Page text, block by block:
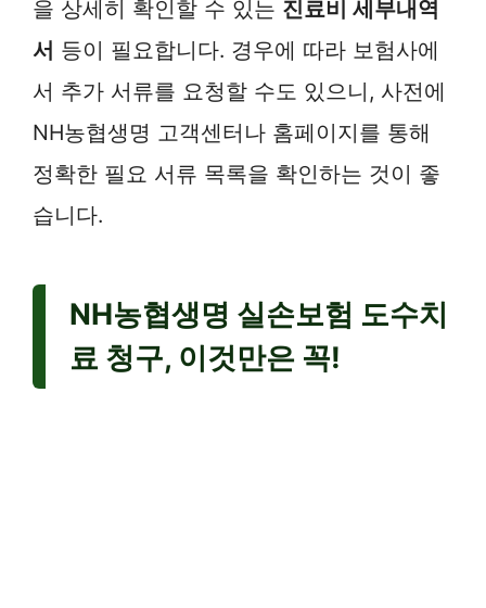
을 상세히 확인할 수 있는 진료비 세부내역
서 등이 필요합니다. 경우에 따라 보험사에
서 추가 서류를 요청할 수도 있으니, 사전에
NH농협생명 고객센터나 홈페이지를 통해
정확한 필요 서류 목록을 확인하는 것이 좋
습니다.
NH농협생명 실손보험 도수치
료 청구, 이것만은 꼭!